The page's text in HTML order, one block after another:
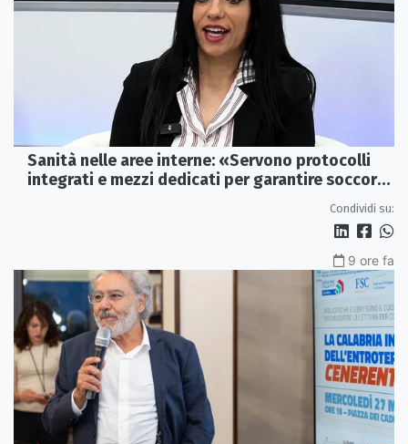
Sanità nelle aree interne: «Servono protocolli
integrati e mezzi dedicati per garantire soccorsi
Condividi su:
9 ore fa